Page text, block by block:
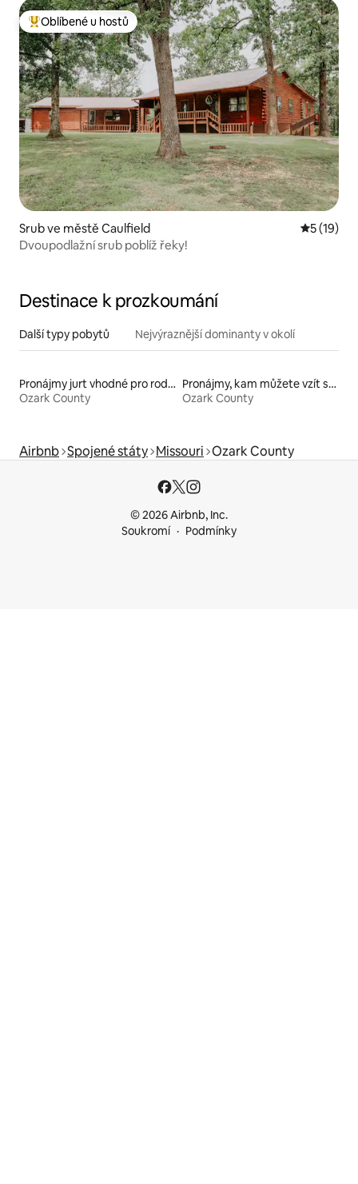
Nejlepší v kategorii Oblíbené u hostů
Oblíbené u hostů
Srub ve městě Caulfield Průměrné
5 (19)
Dvoupodlažní srub poblíž řeky!
Destinace k prozkoumání
Další typy pobytů Nejvýraznější dominanty v okolí
Pronájmy jurt vhodné pro rodiny s dětmi
Ozark County
Pronájmy, kam můžete vzít své domácí mazlíčky
Ozark County
Airbnb Spojené státy Missouri Ozark County
© 2026 Airbnb, Inc.
Soukromí
Podmínky